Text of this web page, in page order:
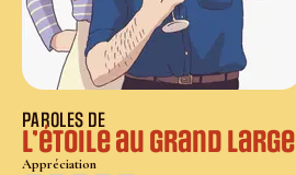
PAROLES DE
L’étoile au grand large
Appréciation